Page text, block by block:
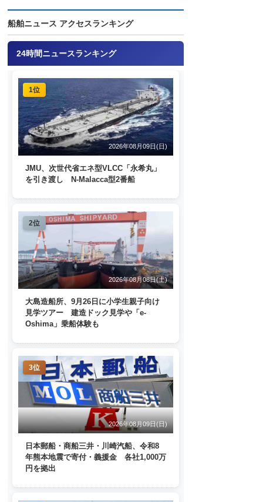
船舶ニュース アクセスランキング
24時間ニュースランキング
1位
2026年08月09日(日)
JMU、次世代省エネ型VLCC「永希丸」
を引き渡し N-Malacca型2番船
2位
2026年08月08日(土)
大島造船所、9月26日に小学生親子向け
見学ツアー 建造ドック見学や「e-
Oshima」乗船体験も
3位
2026年08月09日(日)
日本郵船・商船三井・川崎汽船、令和8
年熊本地震で寄付・義援金 各社1,000万
円を拠出